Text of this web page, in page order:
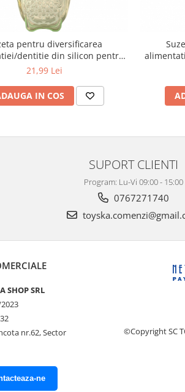
pentru diversificarea
dentitie din silicon pentru
piure proaspat, Roz/Verde
21,99 Lei
IN COS
SUPORT CLIENTI
Program: Lu-Vi 09:00 - 15:00
0767271740
SHOP SRL
nr.62, Sector
ne
©Copyright SC